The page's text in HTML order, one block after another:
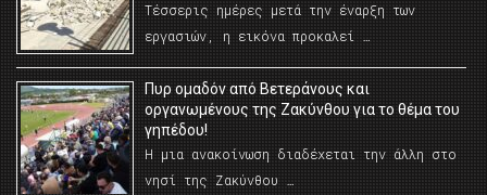
Τέσσερις ημέρες μετά την έναρξη των
εργασιών, η εικόνα προκαλεί …
Πυρ ομαδόν από Βετεράνους και
οργανωμένους της Ζακύνθου για το θέμα του
γηπέδου!
Η μια ανακοίνωση διαδέχεται την άλλη στο
νησί της Ζακύνθου …